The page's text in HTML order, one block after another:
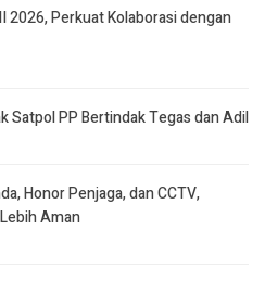
2026, Perkuat Kolaborasi dengan
Satpol PP Bertindak Tegas dan Adil
Honor Penjaga, dan CCTV,
Aman